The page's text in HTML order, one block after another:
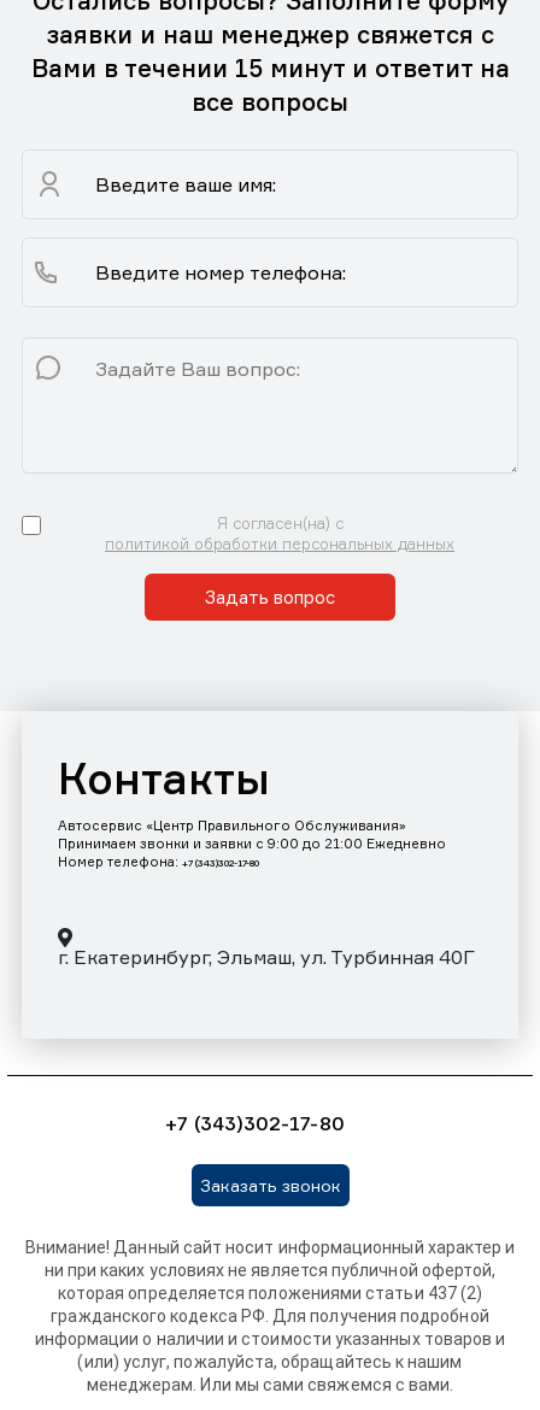
заявки и наш менеджер свяжется с
Вами в течении 15 минут и ответит на
все вопросы
Я согласен(на) с
политикой обработки персональных данных
Задать вопрос
Контакты
Автосервис «Центр Правильного Обслуживания»
Принимаем звонки и заявки с 9:00 до 21:00 Ежедневно
Номер телефона: +7 (343)302-17-80
г. Екатеринбург, Эльмаш, ул. Турбинная 40Г
+7 (343)302-17-80
Заказать звонок
Внимание! Данный сайт носит информационный характер и
ни при каких условиях не является публичной офертой,
которая определяется положениями статьи 437 (2)
гражданского кодекса РФ. Для получения подробной
информации о наличии и стоимости указанных товаров и
(или) услуг, пожалуйста, обращайтесь к нашим
менеджерам. Или мы сами свяжемся с вами.